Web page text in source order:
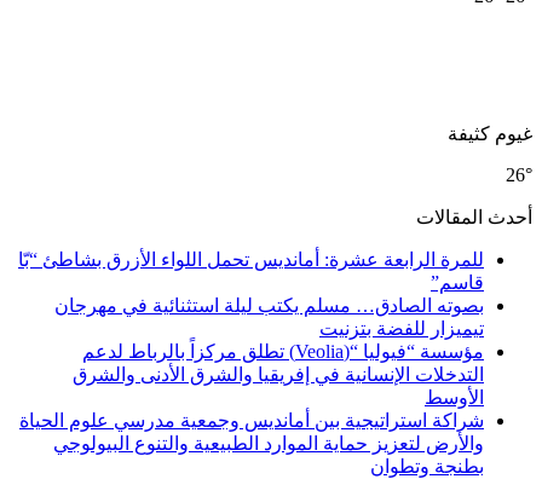
غيوم كثيفة
26°
أحدث المقالات
للمرة الرابعة عشرة: أمانديس تحمل اللواء الأزرق بشاطئ “بّا
قاسم”
بصوته الصادق… مسلم يكتب ليلة استثنائية في مهرجان
تيميزار للفضة بتزنيت
مؤسسة “فيوليا “(Veolia) تطلق مركزاً بالرباط لدعم
التدخلات الإنسانية في إفريقيا والشرق الأدنى والشرق
الأوسط
شراكة استراتيجية بين أمانديس وجمعية مدرسي علوم الحياة
والأرض لتعزيز حماية الموارد الطبيعية والتنوع البيولوجي
بطنجة وتطوان